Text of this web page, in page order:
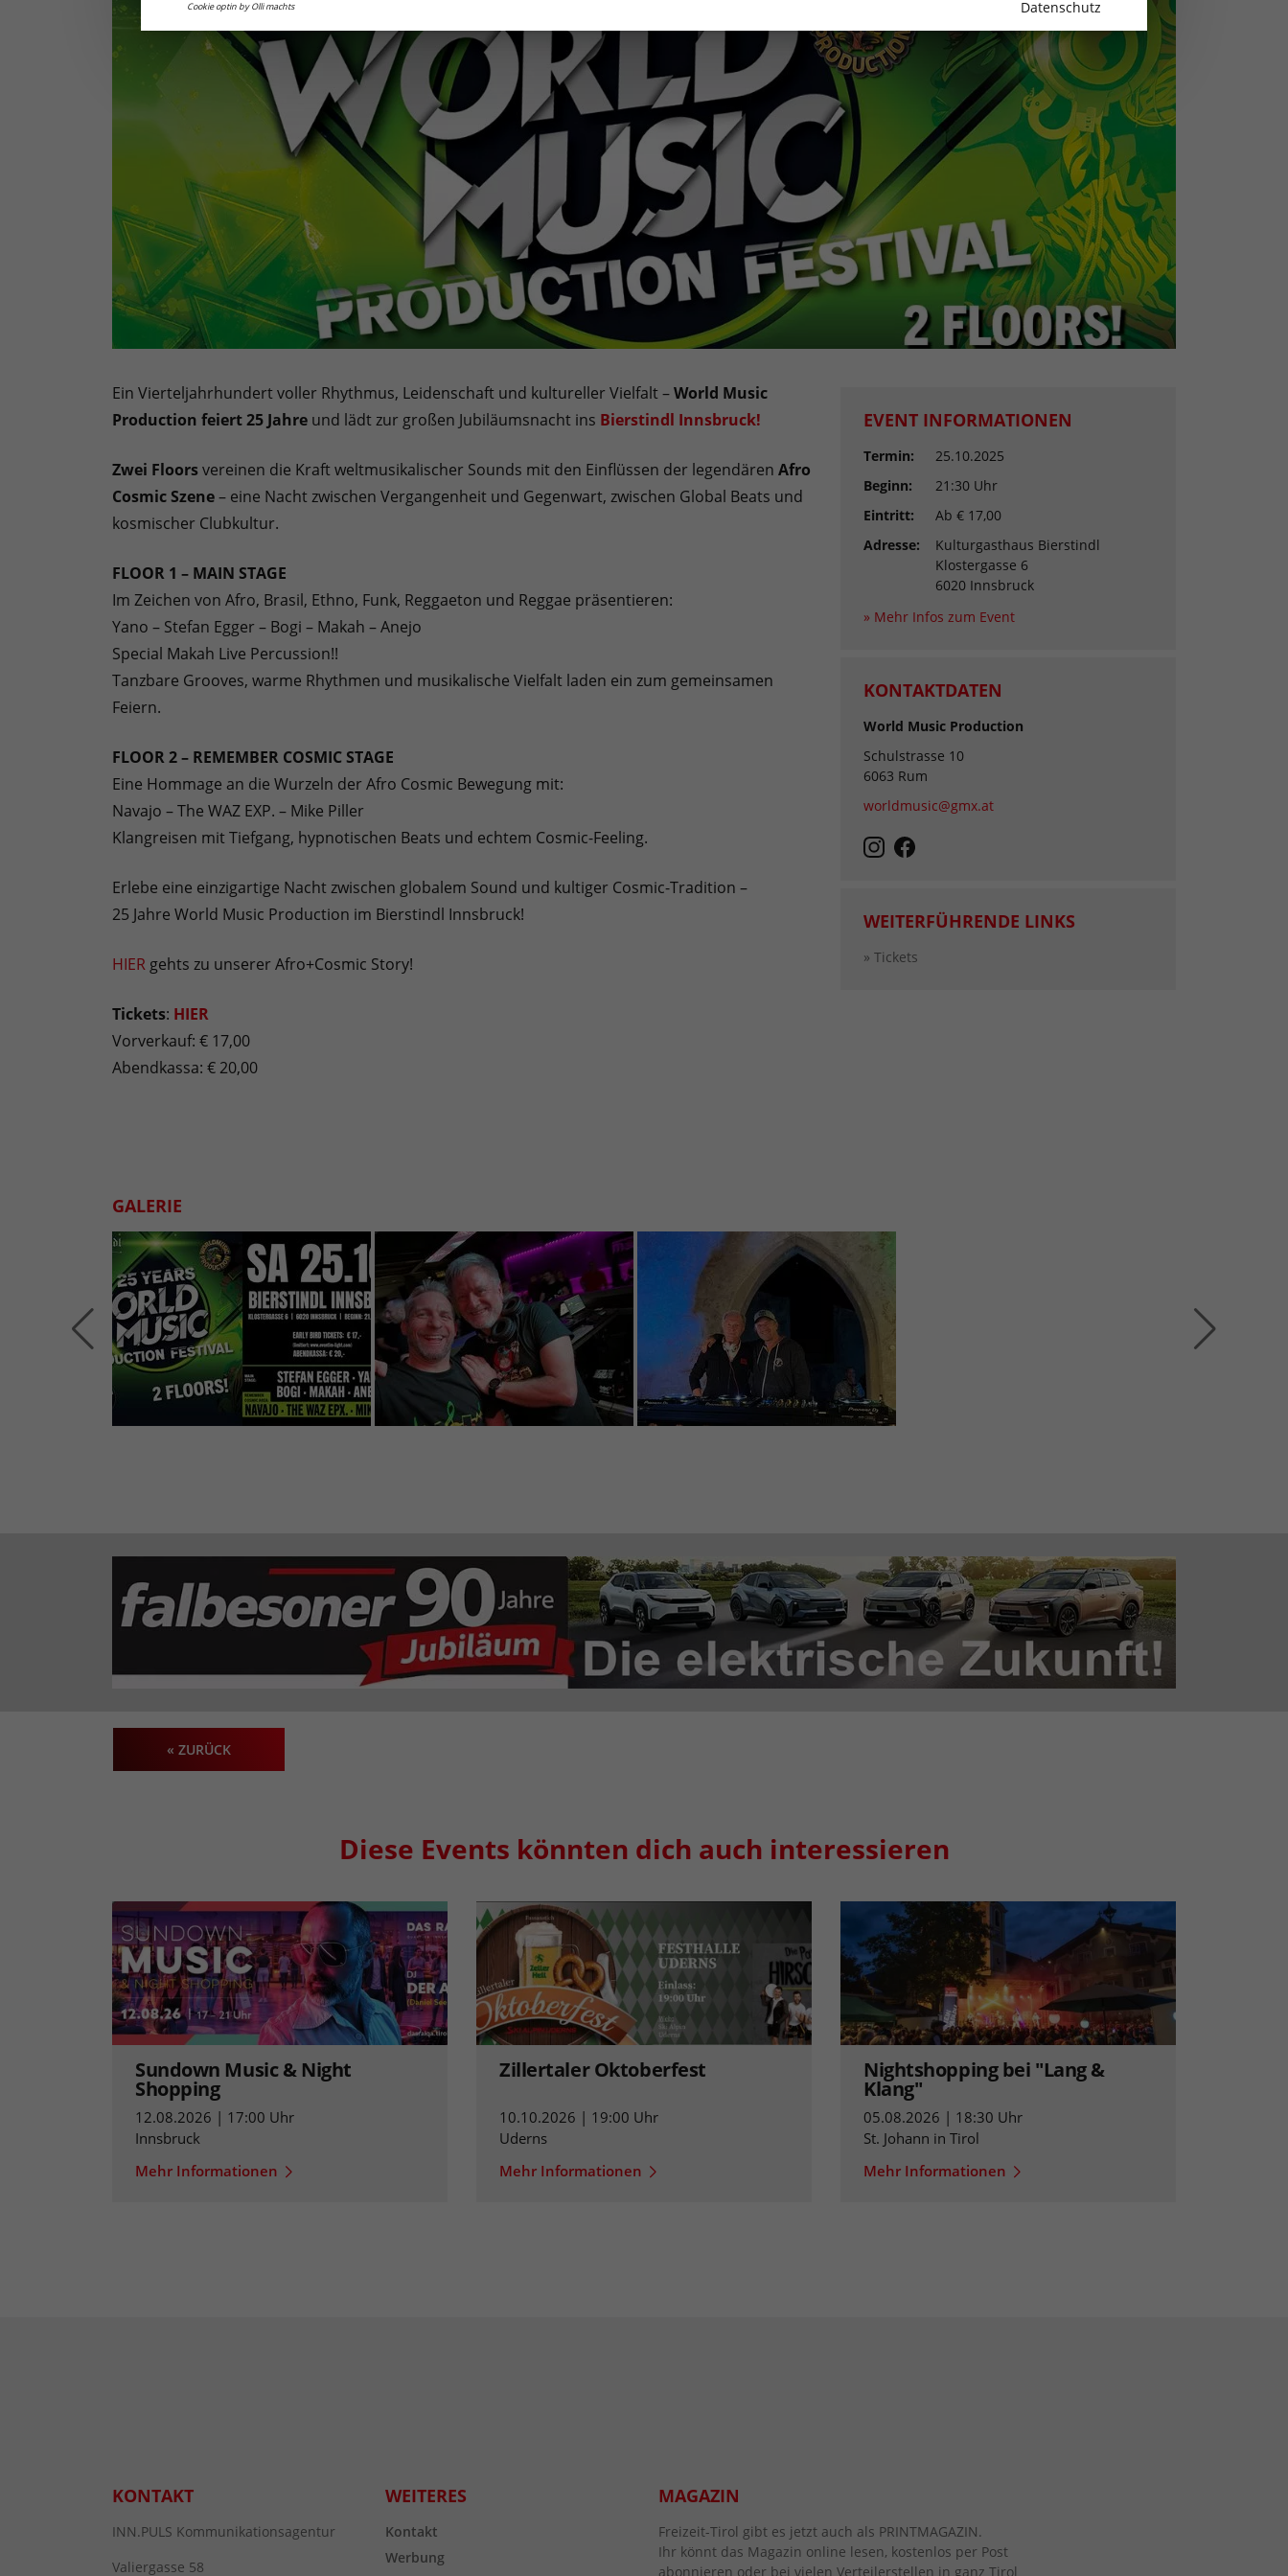
Ein Vierteljahrhundert voller Rhythmus, Leidenschaft und kultureller Vielfalt –World Music
Production feiert 25 Jahre und lädt zur großen Jubiläumsnacht ins Bierstindl Innsbruck!
Zwei Floorsvereinen die Kraft weltmusikalischer Sounds mit den Einflüssen der legendären Afro
Cosmic Szene– eine Nacht zwischen Vergangenheit und Gegenwart, zwischen Global Beats und
kosmischer Clubkultur.
FLOOR 1 – MAIN STAGE
Im Zeichen von Afro, Brasil, Ethno, Funk, Reggaeton und Reggae präsentieren:
Yano – Stefan Egger – Bogi – Makah – Anejo
Special Makah Live Percussion!!
Tanzbare Grooves, warme Rhythmen und musikalische Vielfalt laden ein zum gemeinsamen
Feiern.
FLOOR 2 – REMEMBER COSMIC STAGE
Eine Hommage an die Wurzeln der Afro Cosmic Bewegung mit:
Navajo – The WAZ EXP. – Mike Piller
Klangreisen mit Tiefgang, hypnotischen Beats und echtem Cosmic-Feeling.
Erlebe eine einzigartige Nacht zwischen globalem Sound und kultiger Cosmic-Tradition –
25 Jahre World Music Production im Bierstindl Innsbruck!
HIER gehts zu unserer Afro+Cosmic Story!
Tickets: HIER
Vorverkauf: € 17,00
Abendkassa: € 20,00
EVENT INFORMATIONEN
Termin:
25.10.2025
Beginn:
21:30 Uhr
Eintritt:
Ab € 17,00
Adresse:
Kulturgasthaus Bierstindl
Klostergasse 6
6020 Innsbruck
» Mehr Infos zum Event
KONTAKTDATEN
World Music Production
Schulstrasse 10
6063 Rum
worldmusic@gmx.at
WEITERFÜHRENDE LINKS
» Tickets
GALERIE
« ZURÜCK
Diese Events könnten dich auch interessieren
Sundown Music & Night
Shopping
12.08.2026 | 17:00 Uhr
Innsbruck
Mehr Informationen
Zillertaler Oktoberfest
10.10.2026 | 19:00 Uhr
Uderns
Mehr Informationen
Nightshopping bei "Lang &
Klang"
05.08.2026 | 18:30 Uhr
St. Johann in Tirol
Mehr Informationen
KONTAKT
INN.PULS Kommunikationsagentur
Valiergasse 58
WEITERES
Kontakt
Werbung
MAGAZIN
Freizeit-Tirol gibt es jetzt auch als PRINTMAGAZIN.
Ihr könnt das Magazin online lesen, kostenlos per Post
abonnieren oder bei vielen Verteilerstellen in ganz Tirol
Cookie optin by Olli machts Datenschutz